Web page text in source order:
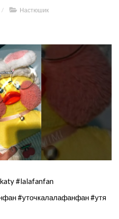
/ Настюшик
#lalafanfan
#уточкалалафанфан #утя